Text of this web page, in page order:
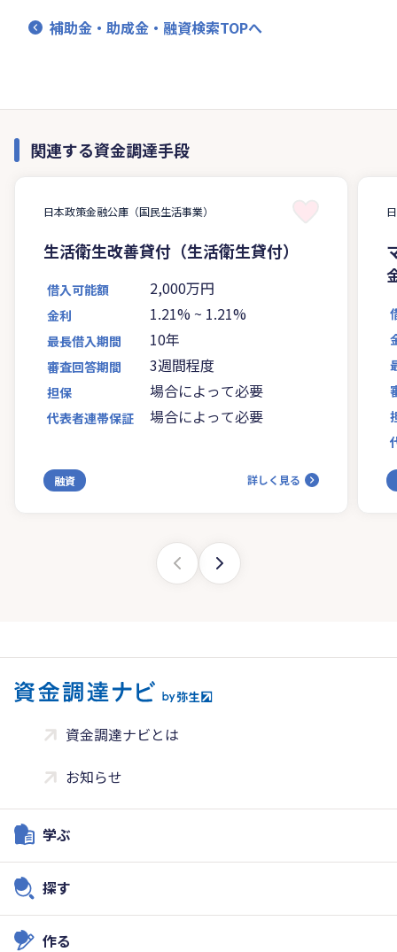
補助金・助成金・融資検索TOPへ
関連する資金調達手段
日本政策金融公庫（国民生活事業）
生活衛生改善貸付（生活衛生貸付）
借入可能額 2,000万円
金利 1.21% ~ 1.21%
最長借入期間 10年
審査回答期間 3週間程度
担保 場合によって必要
代表者連帯保証 場合によって必要
融資 詳しく見る
資金調達ナビとは
お知らせ
学ぶ
探す
作る